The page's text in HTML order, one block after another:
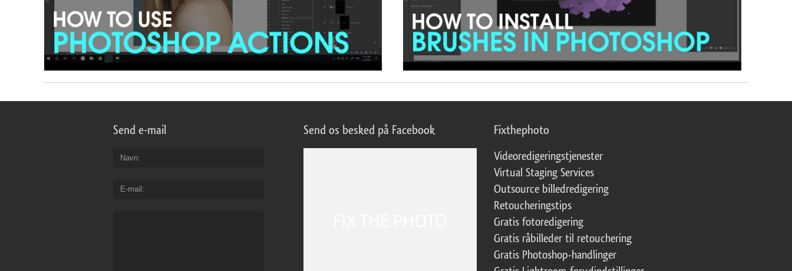
Send e-mail
Navn
E-mail
Send os besked på Facebook Fixthephoto
Videoredigeringstjenester
Virtual Staging Services
Outsource billedredigering
Retoucheringstips
Gratis fotoredigering
Gratis råbilleder til retouchering
Gratis Photoshop-handlinger